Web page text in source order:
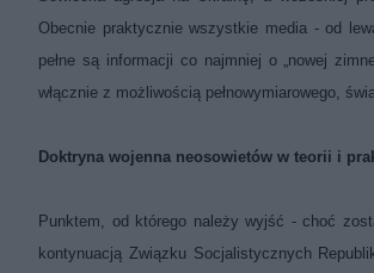
Obecnie praktycznie wszystkie media - od
pełne są informacji co najmniej o „nowej
włącznie z możliwością pełnowymiarowego,
Doktryna wojenna neosowietów w teorii i
Punktem, od którego należy wyjść - choć
kontynuacją Związku Socjalistycznych